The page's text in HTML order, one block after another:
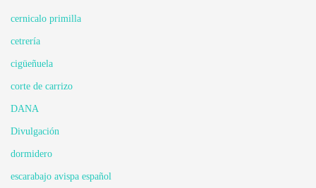
cernicalo primilla
cetrería
cigüeñuela
corte de carrizo
DANA
Divulgación
dormidero
escarabajo avispa español